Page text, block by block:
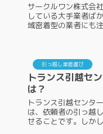
サークルワン株式会
している大手業者ば
域密着型の業者にも
引っ越し業者選び
トランス引越セ
は？
トランス引越センタ
は、依頼者の引っ越
せることです。しか